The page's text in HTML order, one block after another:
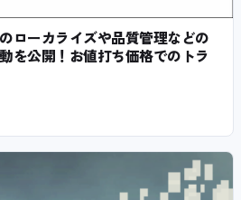
ローカライズや品質管理などの
を公開！お値打ち価格でのトラ